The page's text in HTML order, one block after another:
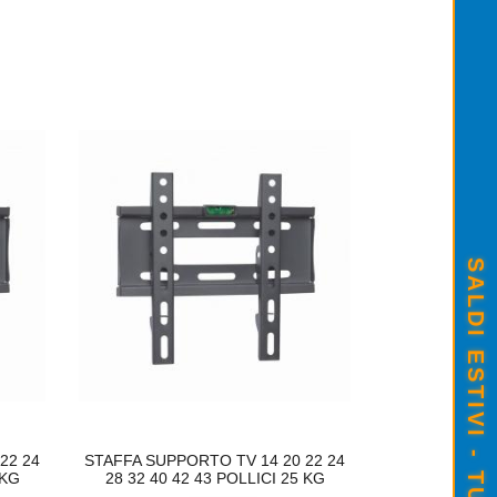
CARTUCCIA ORIGINALE CANON
€23,00
24
STAFFA SUPPORTO TV 14 20 22 24
28 32 40 42 43 POLLICI 25 KG
STAFFA
28 32 40